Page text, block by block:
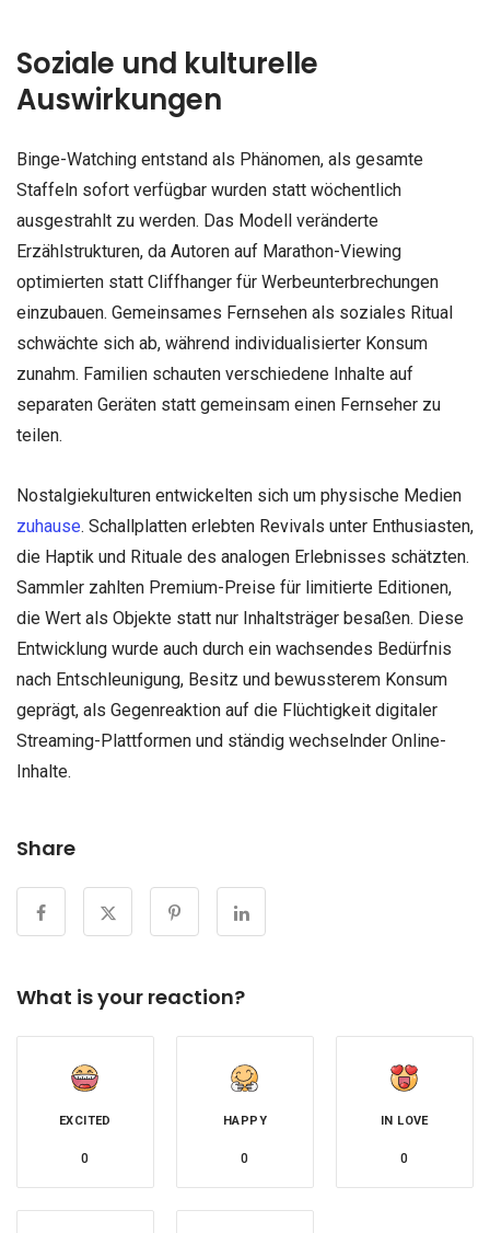
Soziale und kulturelle
Auswirkungen
Binge-Watching entstand als Phänomen, als gesamte
Staffeln sofort verfügbar wurden statt wöchentlich
ausgestrahlt zu werden. Das Modell veränderte
Erzählstrukturen, da Autoren auf Marathon-Viewing
optimierten statt Cliffhanger für Werbeunterbrechungen
einzubauen. Gemeinsames Fernsehen als soziales Ritual
schwächte sich ab, während individualisierter Konsum
zunahm. Familien schauten verschiedene Inhalte auf
separaten Geräten statt gemeinsam einen Fernseher zu
teilen.
Nostalgiekulturen entwickelten sich um physische Medien
zuhause. Schallplatten erlebten Revivals unter Enthusiasten,
die Haptik und Rituale des analogen Erlebnisses schätzten.
Sammler zahlten Premium-Preise für limitierte Editionen,
die Wert als Objekte statt nur Inhaltsträger besaßen. Diese
Entwicklung wurde auch durch ein wachsendes Bedürfnis
nach Entschleunigung, Besitz und bewussterem Konsum
geprägt, als Gegenreaktion auf die Flüchtigkeit digitaler
Streaming-Plattformen und ständig wechselnder Online-
Inhalte.
Share
What is your reaction?
EXCITED
0
HAPPY
0
IN LOVE
0